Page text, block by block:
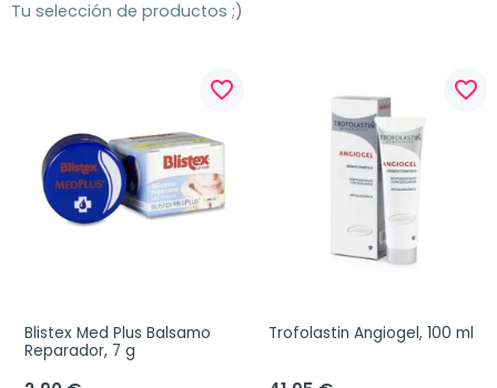
Tu selección de productos ;)
favorite_border
Blistex Med Plus Balsamo
Reparador, 7 g
favorite_border
Trofolastin Angiogel, 100 ml